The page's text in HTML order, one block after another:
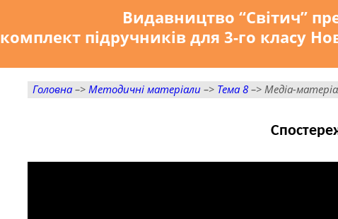
Видавництво “Світич”
комплект підручників для 3-го класу
Головна–>Методичні матеріали –> Тема 8–> Медіа-